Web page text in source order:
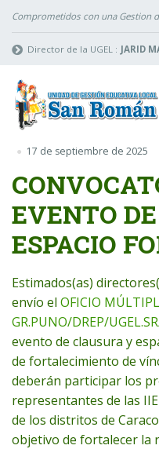
Comprometidos con una Gestion
Director de la UGEL : JARID
17 de septiembre de 2025
EVENTO
ESPACIO
Estimados(as)
envío el OFICIO
GR.PUNO/DREP/
evento de clausura y
de fortalecimiento de
deberán participar los
representantes de las
de los distritos de
objetivo de fortalecer la